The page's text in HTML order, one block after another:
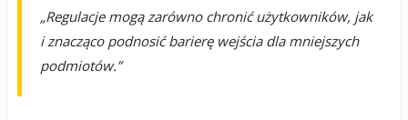
„Regulacje mogą zarówno chronić użytkowników, jak
i znacząco podnosić barierę wejścia dla mniejszych
podmiotów.”